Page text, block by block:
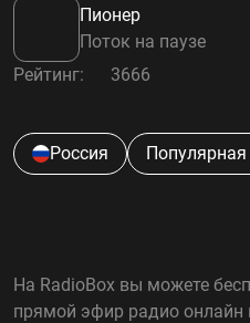
О нас
Добавить
Пионер
Поток на паузе
Рейтинг: 3666
Россия
На RadioBox вы можете
прямой эфир радио онлайн